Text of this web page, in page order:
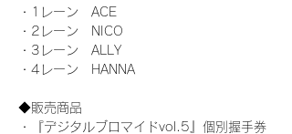
・1レーン　ACE
・2レーン　NICO
・3レーン　ALLY
・4レーン　HANNA
◆販売商品
・『デジタルブロマイドvol.5』個別握手券